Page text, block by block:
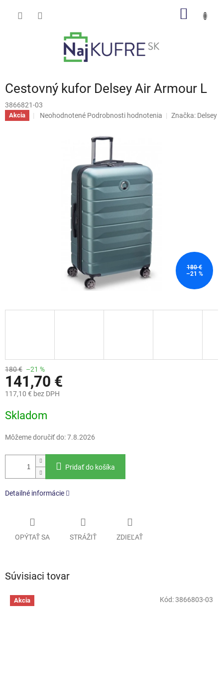
Cestovný kufor Delsey Air Armour L
3866821-03
Akcia
Priemerné
hviezdičiek.
Neohodnotené Podrobnosti hodnotenia Značka: Delsey
180 €
–21 %
180 € –21 %
141,70 €
117,10 € bez DPH
cena:
Skladom
Môžeme doručiť do:7.8.2026
Pridať do košíka
Detailné informácie
OPÝTAŤ SA STRÁŽIŤ ZDIEĽAŤ
Súvisiaci tovar
Akcia Kód:3866803-03